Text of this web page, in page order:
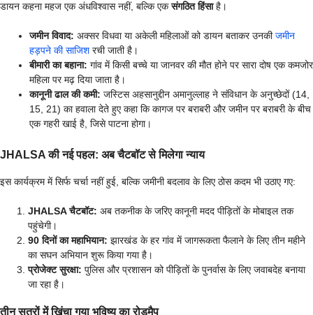
डायन कहना महज एक अंधविश्वास नहीं, बल्कि एकसंगठित हिंसाहै।
जमीन विवाद: अक्सर विधवा या अकेली महिलाओं को डायन बताकर उनकीजमीन
हड़पने की साजिशरची जाती है।
बीमारी का बहाना: गांव में किसी बच्चे या जानवर की मौत होने पर सारा दोष एक कमजोर
महिला पर मढ़ दिया जाता है।
कानूनी ढाल की कमी: जस्टिस अहसानुद्दीन अमानुल्लाह ने संविधान के अनुच्छेदों (14,
15, 21) का हवाला देते हुए कहा कि कागज पर बराबरी और जमीन पर बराबरी के बीच
एक गहरी खाई है, जिसे पाटना होगा।
JHALSA की नई पहल: अब चैटबॉट से मिलेगा न्याय
इस कार्यक्रम में सिर्फ चर्चा नहीं हुई, बल्कि जमीनी बदलाव के लिए ठोस कदम भी उठाए गए:
JHALSA चैटबॉट: अब तकनीक के जरिए कानूनी मदद पीड़ितों के मोबाइल तक
पहुंचेगी।
90 दिनों का महाभियान: झारखंड के हर गांव में जागरूकता फैलाने के लिए तीन महीने
का सघन अभियान शुरू किया गया है।
प्रोजेक्ट सुरक्षा: पुलिस और प्रशासन को पीड़ितों के पुनर्वास के लिए जवाबदेह बनाया
जा रहा है।
तीन सत्रों में खिंचा गया भविष्य का रोडमैप